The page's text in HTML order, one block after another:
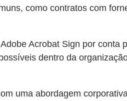
como contratos com
Acrobat Sign por
dentro da
uma abordagem